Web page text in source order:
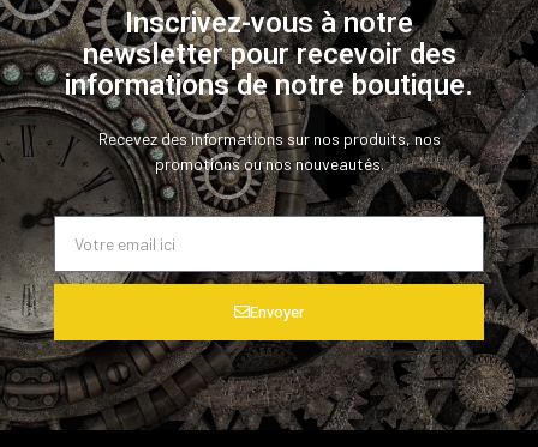
Inscrivez-vous à notre
newsletter pour recevoir des
informations de notre boutique.
Recevez des informations sur nos produits, nos
promotions ou nos nouveautés.
Envoyer